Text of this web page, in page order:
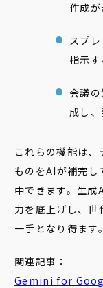
作成が
スプ
指示
会議
成し、
これらの機能は
ものをAIが補完し
中できます。生成
力を底上げし、世
一手となり得ます。
関連記事：
Gemini for